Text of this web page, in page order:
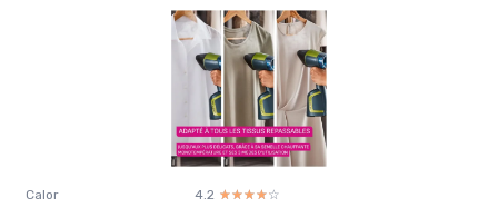
Calor 4.2 ☆☆☆☆☆
★★★★★